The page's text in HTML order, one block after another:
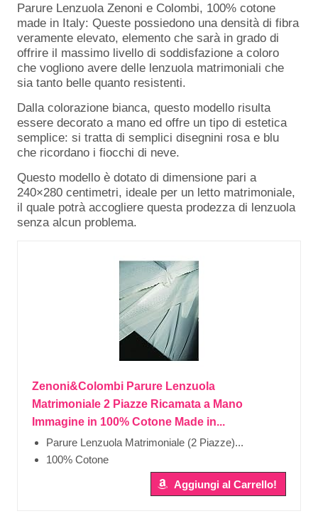
Parure Lenzuola Zenoni e Colombi, 100% cotone
made in Italy: Queste possiedono una densità di fibra
veramente elevato, elemento che sarà in grado di
offrire il massimo livello di soddisfazione a coloro
che vogliono avere delle lenzuola matrimoniali che
sia tanto belle quanto resistenti.
Dalla colorazione bianca, questo modello risulta
essere decorato a mano ed offre un tipo di estetica
semplice: si tratta di semplici disegnini rosa e blu
che ricordano i fiocchi di neve.
Questo modello è dotato di dimensione pari a
240×280 centimetri, ideale per un letto matrimoniale,
il quale potrà accogliere questa prodezza di lenzuola
senza alcun problema.
Zenoni&Colombi Parure Lenzuola
Matrimoniale 2 Piazze Ricamata a Mano
Immagine in 100% Cotone Made in...
Parure Lenzuola Matrimoniale (2 Piazze)...
100% Cotone
Aggiungi al Carrello!